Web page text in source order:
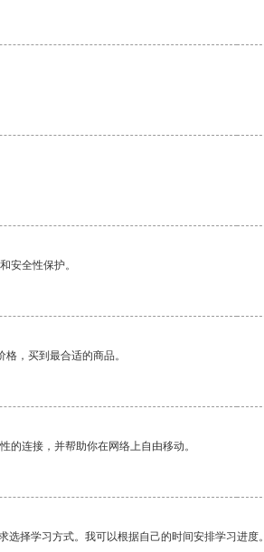
安全性保护。
，买到最合适的商品。
的连接，并帮助你在网络上自由移动。
择学习方式。我可以根据自己的时间安排学习进度。